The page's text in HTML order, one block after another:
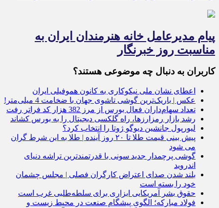
پیام مدیرعامل خانه هنرمندان ایران به
مناسبت روز خبرنگار
کاربران به دنبال چه موضوعی هستند؟
اعطای نشان ملی نیکوکاری به کانون هموفیلی ایران
عکس | باریک‌ترین گوشی تاشوی جهان با ضخامت 4 میلی‌متر!
تعداد سهام‌داران فعال بورس از مرز 382 هزار کد فراتر رفت
رشد بازار رمزارزها، راه گلکسی دیجیتال را به بورس کشاند
لیورپول جانشین دیوگو ژوتا را انتخاب کرد؟
پیش بینی قیمت طلا تا ۲۰ روز آینده | طلا به این شرط گران
می شود
گوشی پرچمدار جدید سونی با قدرتمندترین تراشه دنیای
اندروید
بلند شدن صدای اعتراض کارگران فصلی | مجلس چشمان
خود را بسته است
حقوق بشر آمریکایی ابزاری برای سلطه‌طلبی غرب است
فولاد مبارکه؛ الگوی پیشگام صنعت در محیط زیست و